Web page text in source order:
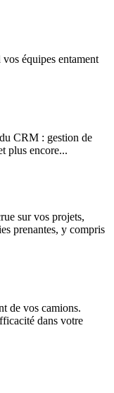
équipes entament
CRM : gestion de
plus encore...
sur vos projets,
prenantes, y compris
de vos camions.
dans votre